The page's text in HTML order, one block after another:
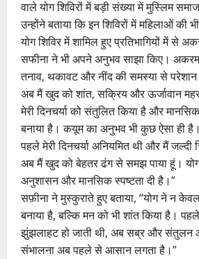
वाले योग शिविरों में बड़ी संख्या में मुस्लिम
उन्होंने बताया कि इन शिविरों में महिलाओं की
‎‎योग शिविर में शामिल हुए प्रतिभागियों में से
सफीना ने भी अपने अनुभव साझा किए।
तनाव, थकावट और नींद की समस्या से
अब मैं खुद को शांत, सक्रिय और ऊर्जावान
मेरी दिनचर्या को संतुलित किया है और
बनाया है। कयूम का अनुभव भी कुछ ऐसा ही
पहले मेरी दिनचर्या अनियमित थी और मैं जल्दी
अब मैं खुद को बेहतर ढंग से समझ पाया हूं।
अनुशासन और मानसिक स्पष्टता दी है।”
‎सफ़ीना ने मुस्कुराते हुए बताया, “योग ने न
बनाया है, बल्कि मन को भी शांत किया है। पहले
झुंझलाहट हो जाती थी, अब सब्र और संतुलन
संभालना अब पहले से आसान लगता है।”